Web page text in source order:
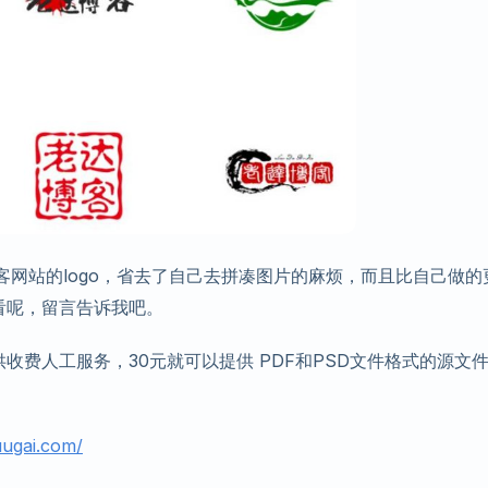
站的logo，省去了自己去拼凑图片的麻烦，而且比自己做的
，留言告诉我吧。
费人工服务，30元就可以提供 PDF和PSD文件格式的源文件